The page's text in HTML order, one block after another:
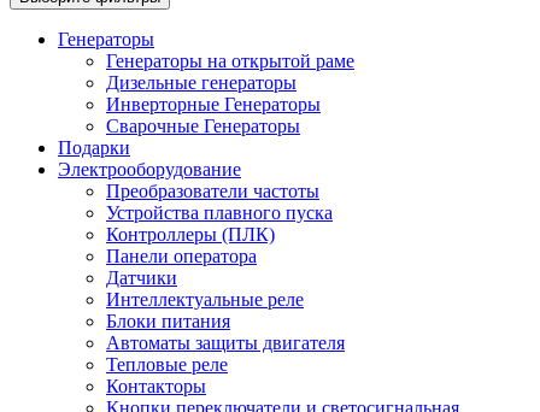
Генераторы
Генераторы на открытой раме
Дизельные генераторы
Инверторные Генераторы
Сварочные Генераторы
Подарки
Электрооборудование
Преобразователи частоты
Устройства плавного пуска
Контроллеры (ПЛК)
Панели оператора
Датчики
Интеллектуальные реле
Блоки питания
Автоматы защиты двигателя
Тепловые реле
Контакторы
Кнопки переключатели и светосигнальная